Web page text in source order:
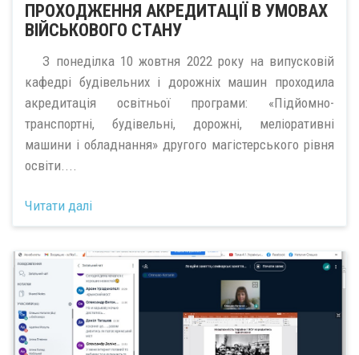
ПРОХОДЖЕННЯ АКРЕДИТАЦІЇ В УМОВАХ
ВІЙСЬКОВОГО СТАНУ
З понеділка 10 жовтня 2022 року на випусковій
кафедрі будівельних і дорожніх машин проходила
акредитація освітньої програми: «Підйомно-
транспортні, будівельні, дорожні, меліоративні
машини і обладнання» другого магістерського рівня
освіти....
Читати далі